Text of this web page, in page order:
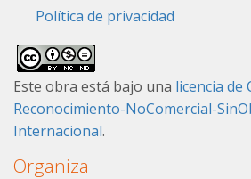
Política de privacidad
Este obra está bajo una licencia de
Reconocimiento-NoComercial-
Internacional.
Organiza